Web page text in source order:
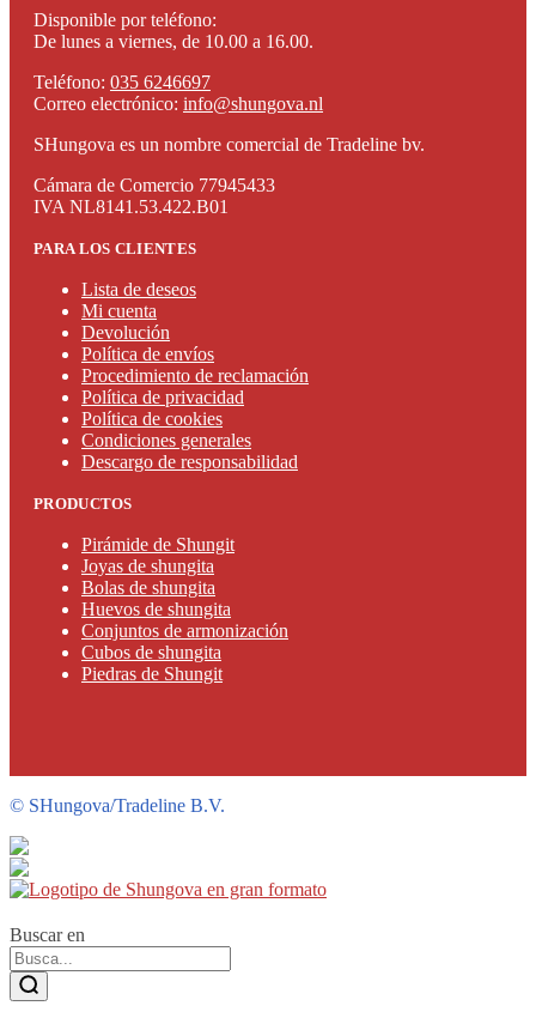
Disponible por teléfono:
De lunes a viernes, de 10.00 a 16.00.
Teléfono: 035 6246697
Correo electrónico: info@shungova.nl
SHungova es un nombre comercial de Tradeline bv.
Cámara de Comercio 77945433
IVA NL8141.53.422.B01
PARA LOS CLIENTES
Lista de deseos
Mi cuenta
Devolución
Política de envíos
Procedimiento de reclamación
Política de privacidad
Política de cookies
Condiciones generales
Descargo de responsabilidad
PRODUCTOS
Pirámide de Shungit
Joyas de shungita
Bolas de shungita
Huevos de shungita
Conjuntos de armonización
Cubos de shungita
Piedras de Shungit
© SHungova/Tradeline B.V.
Buscar en